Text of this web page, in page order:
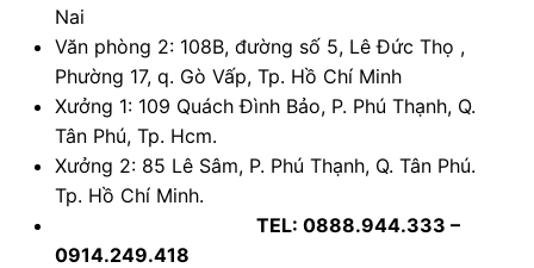
Nai
Văn phòng 2: 108B, đường số 5, Lê Đức Thọ ,
Phường 17, q. Gò Vấp, Tp. Hồ Chí Minh
Xưởng 1: 109 Quách Đình Bảo, P. Phú Thạnh, Q.
Tân Phú, Tp. Hcm.
Xưởng 2: 85 Lê Sâm, P. Phú Thạnh, Q. Tân Phú.
Tp. Hồ Chí Minh.
TEL: 0888.944.333 –
0914.249.418